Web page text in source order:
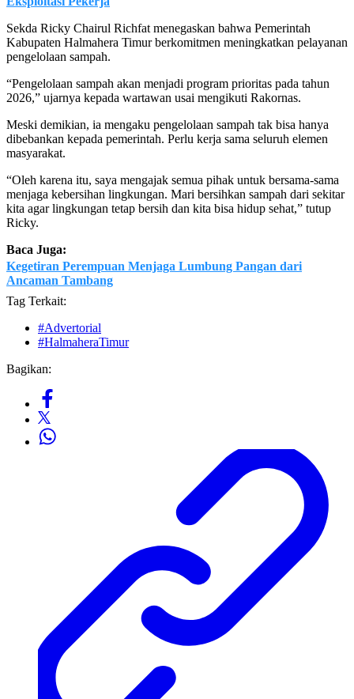
Sekda Ricky Chairul Richfat menegaskan bahwa Pemerintah
Kabupaten Halmahera Timur berkomitmen meningkatkan pelayanan
pengelolaan sampah.
“Pengelolaan sampah akan menjadi program prioritas pada tahun
2026,” ujarnya kepada wartawan usai mengikuti Rakornas.
Meski demikian, ia mengaku pengelolaan sampah tak bisa hanya
dibebankan kepada pemerintah. Perlu kerja sama seluruh elemen
masyarakat.
“Oleh karena itu, saya mengajak semua pihak untuk bersama-sama
menjaga kebersihan lingkungan. Mari bersihkan sampah dari sekitar
kita agar lingkungan tetap bersih dan kita bisa hidup sehat,” tutup
Ricky.
Baca Juga:
Kegetiran Perempuan Menjaga Lumbung Pangan dari
Ancaman Tambang
Tag Terkait:
#Advertorial
#HalmaheraTimur
Bagikan: